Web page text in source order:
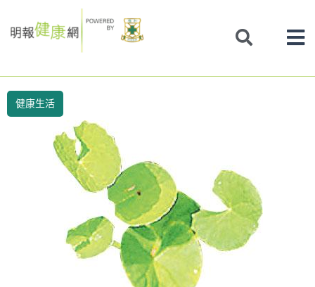
to
健康生活